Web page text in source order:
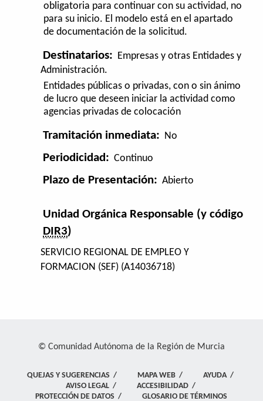
obligatoria para continuar con su actividad, no
para su inicio. El modelo está en el apartado
de documentación de la solicitud.
Destinatarios:
Empresas y otras Entidades y
Administración.
Entidades públicas o privadas, con o sin ánimo
de lucro que deseen iniciar la actividad como
agencias privadas de colocación
Tramitación inmediata: No
Periodicidad: Continuo
Plazo de Presentación: Abierto
Unidad Orgánica Responsable (y código
DIR3)
SERVICIO REGIONAL DE EMPLEO Y
FORMACION (SEF) (A14036718)
© Comunidad Autónoma de la Región de Murcia
QUEJAS Y SUGERENCIAS / MAPA WEB / AYUDA/
AVISO LEGAL/ ACCESIBILIDAD/
PROTECCIÓN DE DATOS / GLOSARIO DE TÉRMINOS